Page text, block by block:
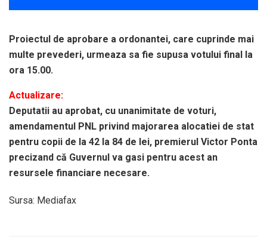
Proiectul de aprobare a ordonantei, care cuprinde mai
multe prevederi, urmeaza sa fie supusa votului final la
ora 15.00.
Actualizare:
Deputatii au aprobat, cu unanimitate de voturi,
amendamentul PNL privind majorarea alocatiei de stat
pentru copii de la 42 la 84 de lei, premierul Victor Ponta
precizand că Guvernul va gasi pentru acest an
resursele financiare necesare.
Sursa: Mediafax